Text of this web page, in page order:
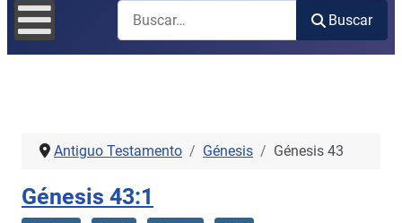
Buscar
Buscar
Antiguo Testamento Génesis Génesis 43
Génesis 43:1